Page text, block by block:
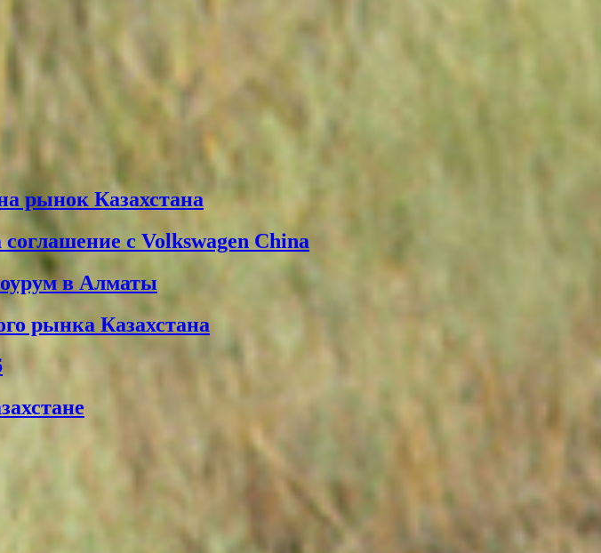
рынок Казахстана
с Volkswagen China
в Алматы
рынка Казахстана